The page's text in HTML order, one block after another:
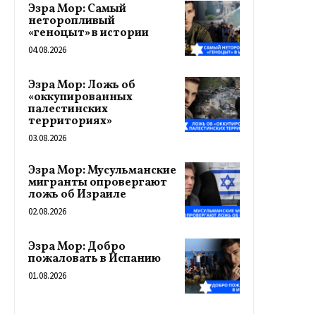
Эзра Мор: Самый
неторопливый
«геноцыт» в истории
04.08.2026
Эзра Мор: Ложь об
«оккупированных
палестинских
территориях»
03.08.2026
Эзра Мор: Мусульманские
мигранты опровергают
ложь об Израиле
02.08.2026
Эзра Мор: Добро
пожаловать в Испанию
01.08.2026